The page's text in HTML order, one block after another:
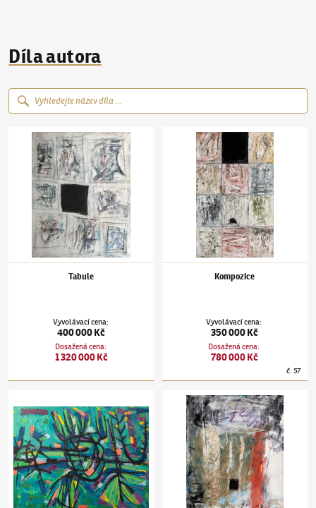
Díla autora
Jan Kotík(1916–2002)Tabule
Tabule
Vyvolávací cena:
400 000 Kč
Dosažená cena:
1 320 000 Kč
(1916–2002)Kompozice
Kompozice
Vyvolávací cena:
350 000 Kč
Dosažená cena:
780 000 Kč
č.57
Jan Kotík(1916–2002)Tvar